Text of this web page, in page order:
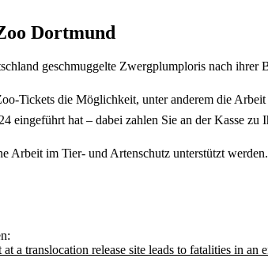
Dortmund
geschmuggelte Zwergplumploris nach ihrer
Tickets die Möglichkeit, unter anderem die
eingeführt hat – dabei zahlen Sie an der Kasse zu
Arbeit im Tier- und Artenschutz unterstützt werden.
a translocation release site leads to fatalities in an